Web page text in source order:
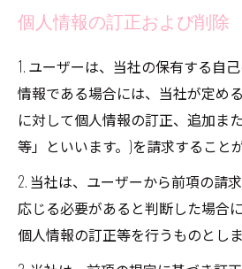
個人情報の訂正および削除
1. ユーザーは、当社の保有する自
情報である場合には、当社が定め
に対して個人情報の訂正、追加ま
等」といいます。)を請求すること
2. 当社は、ユーザーから前項の請
応じる必要があると判断した場合
個人情報の訂正等を行うものとしま